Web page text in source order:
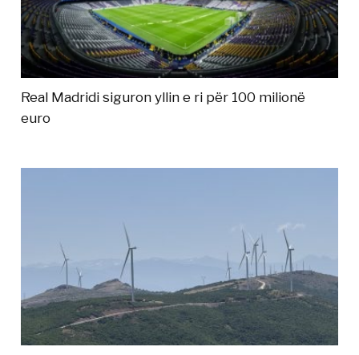
Real Madridi siguron yllin e ri për 100 milionë
euro